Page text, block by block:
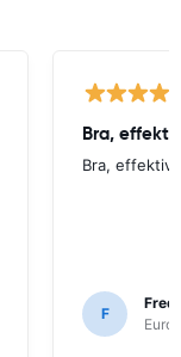
Bra,
Bra, effektiv
F